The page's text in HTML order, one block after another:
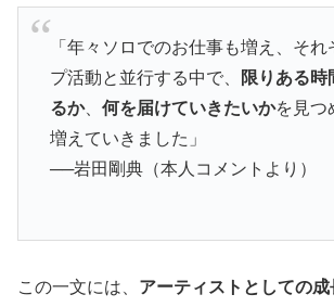
「年々ソロでのお仕事も増え、そ
プ活動と並行する中で、
限りある時
るか、 何を届けていきたいかを見つ
増えていきました」
──岩田剛典（本人コメントより）
この一文には、 アーティストとしての成